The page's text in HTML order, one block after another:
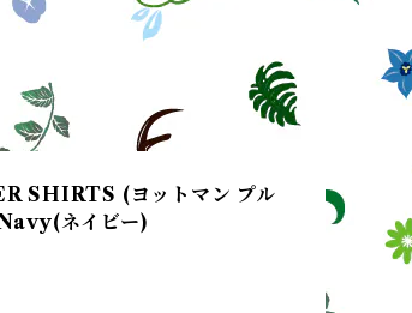
SHIRTS (ヨットマン プル
ネイビー)